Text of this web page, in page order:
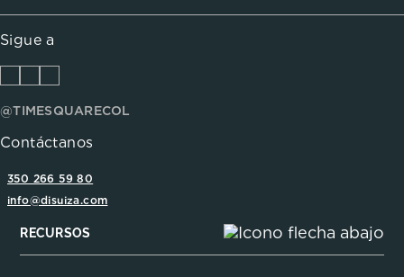
Sigue a
@TIMESQUARECOL
Contáctanos
350 266 59 80
info@disuiza.com
RECURSOS